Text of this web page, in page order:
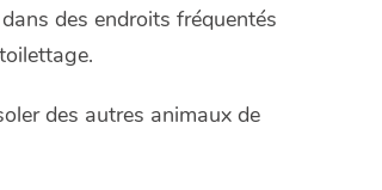
des endroits fréquentés
des autres animaux de